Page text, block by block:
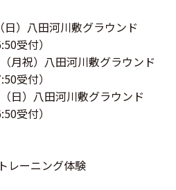
）八田河川敷グラウンド
受付）
月祝）八田河川敷グラウンド
受付）
日）八田河川敷グラウンド
受付）
レーニング体験